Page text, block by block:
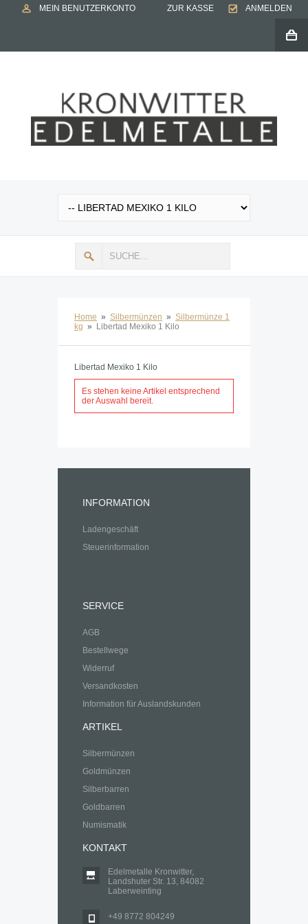
MEIN BENUTZERKONTO ZUR KASSE ANMELDEN
Home » Silbermünzen » Silbermünze 1
kg » Libertad Mexiko 1 Kilo
Libertad Mexiko 1 Kilo
Es stehen keine Artikel entsprechend
der Auswahl bereit.
INFORMATION
Ladengeschäft
Steuerinformation
SERVICE
AGB
Bestellwege
Widerruf
Versandkosten
Information für Auslandskunden
ARTIKEL
Silbermünzen
Goldmünzen
Silberbarren
Goldbarren
Numismatik
KONTAKT
Edelmetalle Kronwitter,
Landshuter Str. 13, 84082
Laberweinting
+49 8772 804249